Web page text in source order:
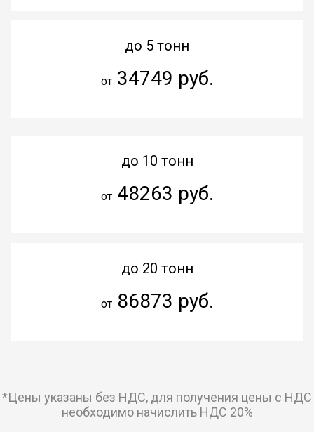
до 5 тонн
от34749 руб.
до 10 тонн
от48263 руб.
до 20 тонн
от86873 руб.
*Цены указаны без НДС, для получения цены с НДС
необходимо начислить НДС 20%